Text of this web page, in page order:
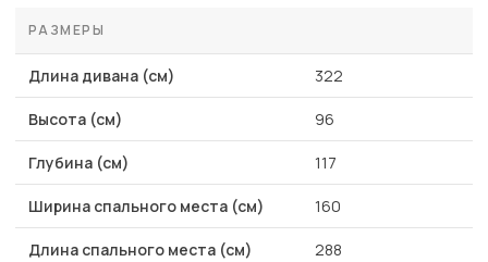
РАЗМЕРЫ
Длина дивана (см) 322
Высота (см) 96
Глубина (см) 117
Ширина спального места (см) 160
Длина спального места (см) 288